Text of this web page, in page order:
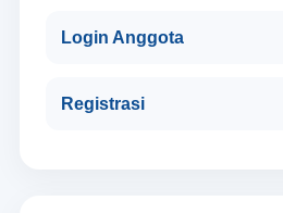
Login Anggota
Registrasi